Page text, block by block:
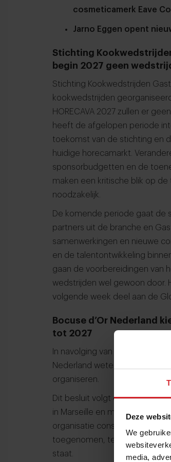
Deze
We
media,
cosmeticamerk Eave
Jarno Eggen opent
Stichting
begin 2027 geen
Stichting Kookwedstrijden
kookwedstrijden
HORECAVA 2027 zullen er
heeft de afgelopen periode
toekomst van de stichting en
huidige horecamarkt.
sponsorbudgetten en de
maken een kritische blik op
noodzakelijk.
De komende periode gaat de
partners uit de branche en
samenwerkingen en nieuwe
en de talentontwikkeling
gaan de voorbereidingen van
wedstrijden wel gewoon door.
volgende week deel aan de
Bocuse d’Or Nederland
tot 2027
In navolging van het bericht
Nederland weten dat de
organiseren.
Dit besluit volgt op een
in Marseille en maakt deel uit
organisatie constateert dat de
toegenomen, terwijl het
staat.